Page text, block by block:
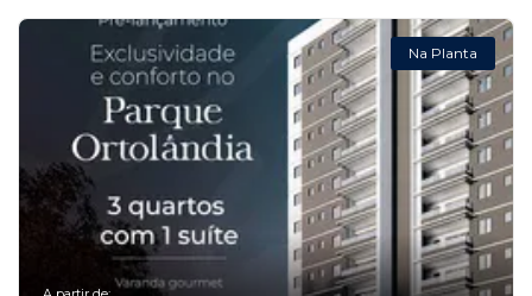
Na Planta